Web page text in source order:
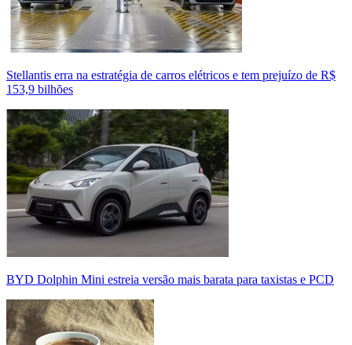
Stellantis erra na estratégia de carros elétricos e tem prejuízo de R$
153,9 bilhões
BYD Dolphin Mini estreia versão mais barata para taxistas e PCD